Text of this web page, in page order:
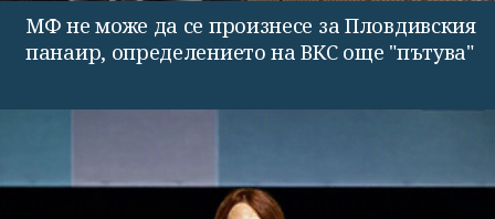
МФ не може да се произнесе за Пловдивския
панаир, определението на ВКС още "пътува"